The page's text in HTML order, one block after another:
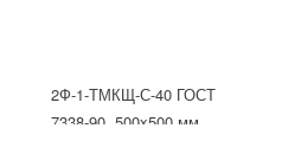
2Ф-1-ТМКЩ-С-40 ГОСТ
7338-90, 500x500 мм